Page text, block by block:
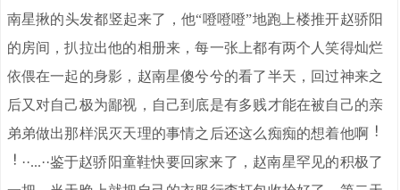
南星揪的头发都竖起来了，他“噔噔噔”地跑上楼推开赵骄阳
的房间，扒拉出他的相册来，每一张上都有两个人笑得灿烂
依偎在一起的身影，赵南星傻兮兮的看了半天，回过神来之
后又对自己极为鄙视，自己到底是有多贱才能在被自己的亲
弟弟做出那样泯灭天理的事情之后还这么痴痴的想着他啊
··...··鉴于赵骄阳童鞋快要回家来了，赵南星罕见的积极了